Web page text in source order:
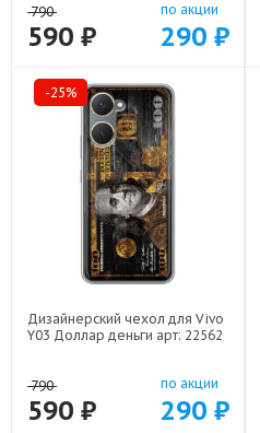
790
590 ₽
по акции
290 ₽
-25%
Дизайнерский чехол для Vivo
Y03 Доллар деньги арт: 22562
790
590 ₽
по акции
290 ₽